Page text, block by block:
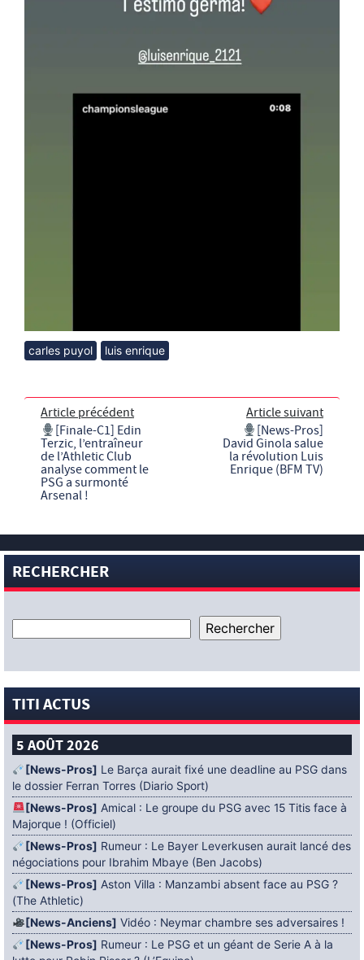
carles puyol luis enrique
Article précédent
[Finale-C1] Edin
Terzic, l’entraîneur
de l’Athletic Club
analyse comment le
PSG a surmonté
Arsenal !
Article suivant
[News-Pros]
David Ginola salue
la révolution Luis
Enrique (BFM TV)
RECHERCHER
TITI ACTUS
5 AOÛT 2026
[News-Pros] Le Barça aurait fixé une deadline au PSG dans
le dossier Ferran Torres (Diario Sport)
[News-Pros] Amical : Le groupe du PSG avec 15 Titis face à
Majorque ! (Officiel)
[News-Pros] Rumeur : Le Bayer Leverkusen aurait lancé des
négociations pour Ibrahim Mbaye (Ben Jacobs)
[News-Pros] Aston Villa : Manzambi absent face au PSG ?
(The Athletic)
[News-Anciens] Vidéo : Neymar chambre ses adversaires !
[News-Pros] Rumeur : Le PSG et un géant de Serie A à la